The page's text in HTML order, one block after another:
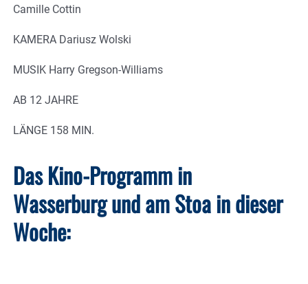
Camille Cottin
KAMERA Dariusz Wolski
MUSIK Harry Gregson-Williams
AB 12 JAHRE
LÄNGE 158 MIN.
Das Kino-Programm in
Wasserburg und am Stoa in dieser
Woche: